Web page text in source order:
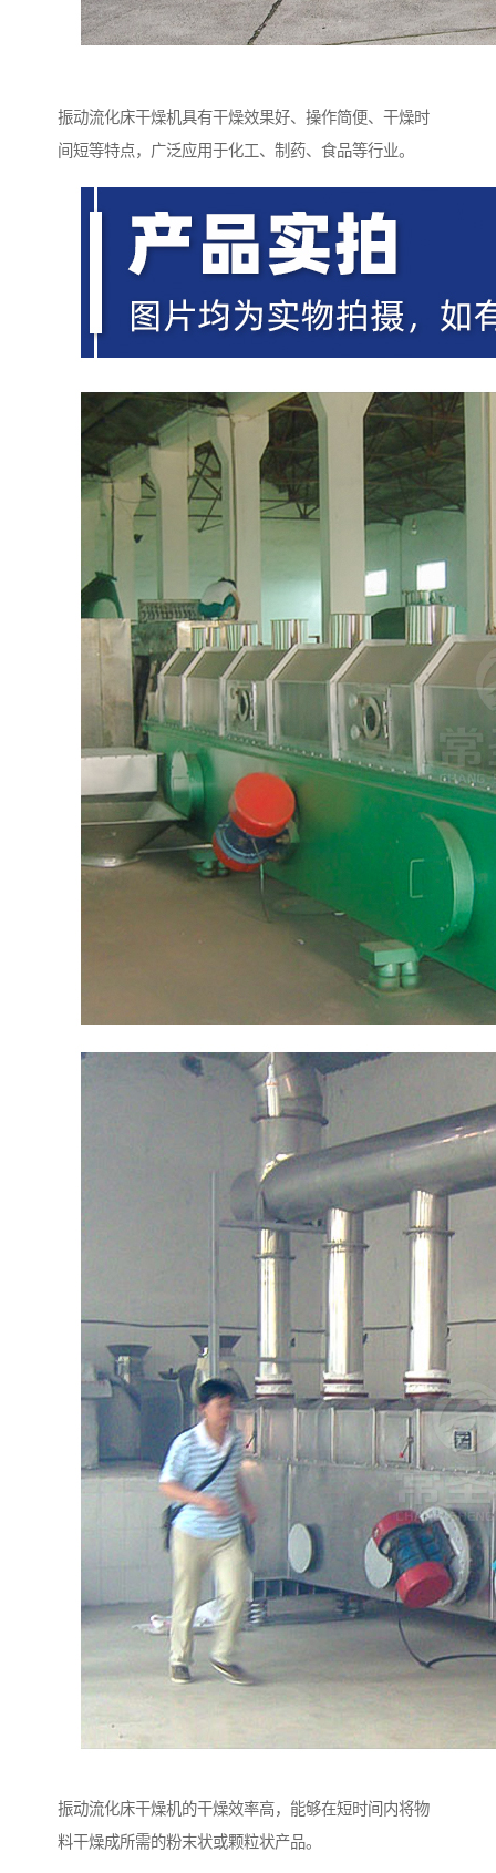
振动流化床干燥机具有干燥效果好、操作简便、干燥时
间短等特点，广泛应用于化工、制药、食品等行业。
振动流化床干燥机的干燥效率高，能够在短时间内将物
料干燥成所需的粉末状或颗粒状产品。